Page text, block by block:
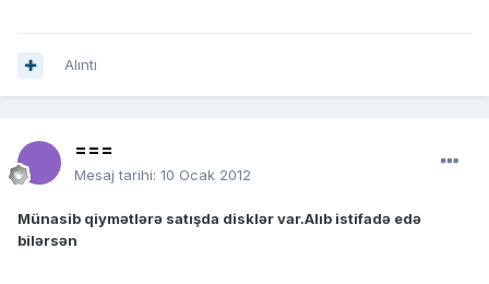
Alıntı
===
Mesaj tarihi: 10 Ocak 2012
Münasib qiymətlərə satışda disklər var.Alıb istifadə edə
bilərsən